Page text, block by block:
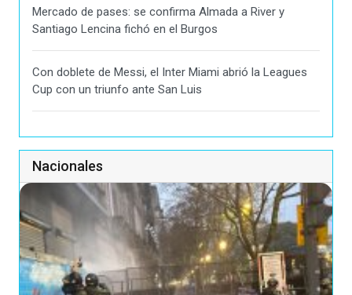
Mercado de pases: se confirma Almada a River y
Santiago Lencina fichó en el Burgos
Con doblete de Messi, el Inter Miami abrió la Leagues
Cup con un triunfo ante San Luis
Nacionales